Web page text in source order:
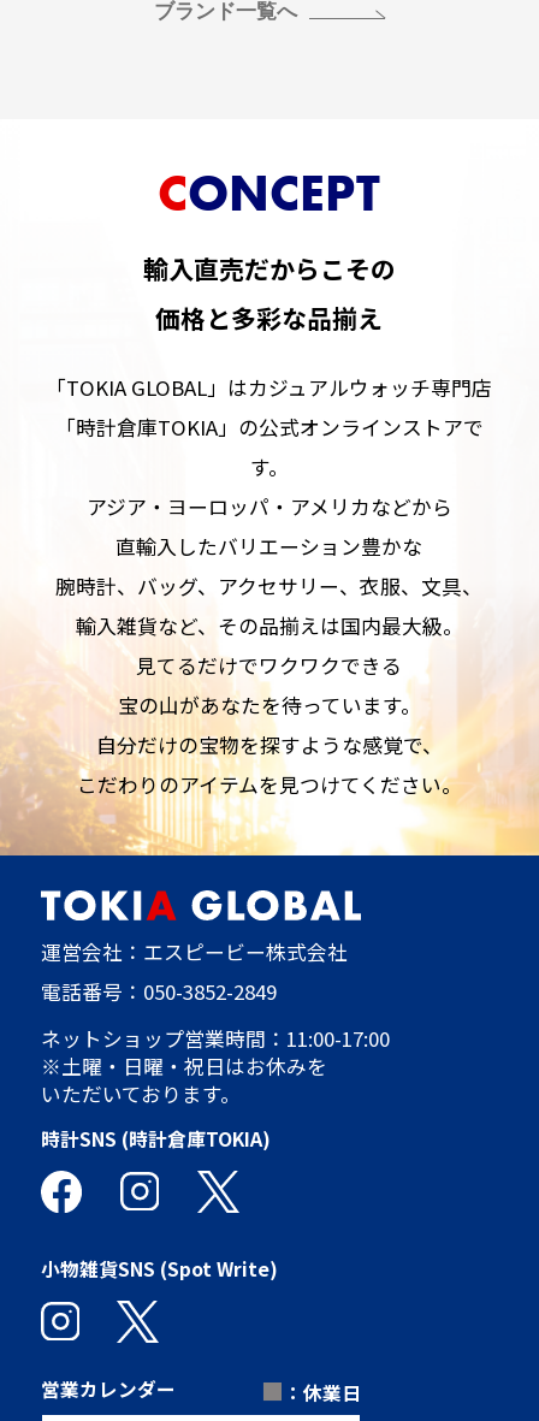
ブランド一覧へ
CONCEPT
輸入直売だからこその
価格と多彩な品揃え
「TOKIA GLOBAL」はカジュアルウォッチ専門店
「時計倉庫TOKIA」の公式オンラインストアで
す。
アジア・ヨーロッパ・アメリカなどから
直輸入したバリエーション豊かな
腕時計、バッグ、アクセサリー、衣服、文具、
輸入雑貨など、その品揃えは国内最大級。
見てるだけでワクワクできる
宝の山があなたを待っています。
自分だけの宝物を探すような感覚で、
こだわりのアイテムを見つけてください。
運営会社：エスピービー株式会社
電話番号： 050-3852-2849
ネットショップ営業時間：11:00-17:00
※土曜・日曜・祝日はお休みを
いただいております。
時計SNS (時計倉庫TOKIA)
小物雑貨SNS (Spot Write)
営業カレンダー ■ ：休業日